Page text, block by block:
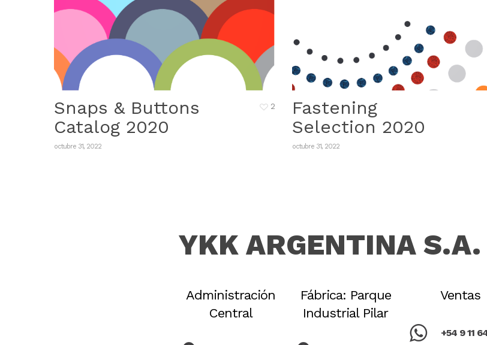
Snaps & Buttons
Catalog 2020
octubre 31, 2022
2
Fastening
Selection 2020
octubre 31, 2022
YKK ARGENTINA S.A.
Administración
Central
Fábrica: Parque
Industrial Pilar
Ventas
+54 9 11